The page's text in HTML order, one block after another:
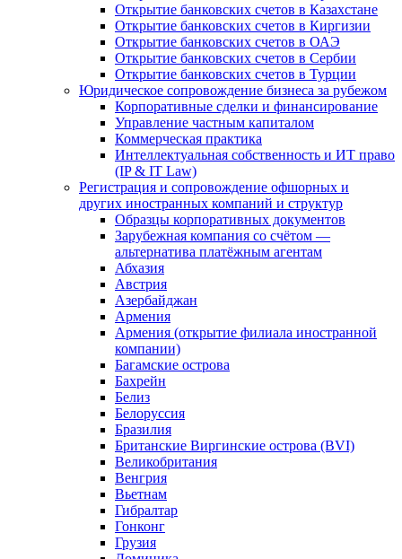
Открытие банковских счетов в Казахстане
Открытие банковских счетов в Киргизии
Открытие банковских счетов в ОАЭ
Открытие банковских счетов в Сербии
Открытие банковских счетов в Турции
Юридическое сопровождение бизнеса за рубежом
Корпоративные сделки и финансирование
Управление частным капиталом
Коммерческая практика
Интеллектуальная собственность и ИТ право
(IP & IT Law)
Регистрация и сопровождение офшорных и
других иностранных компаний и структур
Образцы корпоративных документов
Зарубежная компания со счётом —
альтернатива платёжным агентам
Абхазия
Австрия
Азербайджан
Армения
Армения (открытие филиала иностранной
компании)
Багамские острова
Бахрейн
Белиз
Белоруссия
Бразилия
Британские Виргинские острова (BVI)
Великобритания
Венгрия
Вьетнам
Гибралтар
Гонконг
Грузия